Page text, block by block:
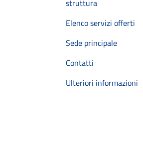
struttura
Elenco servizi offerti
Sede principale
Contatti
Ulteriori informazioni